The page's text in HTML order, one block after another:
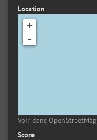
Location
+
-
Voir dans OpenStreetMap
Score